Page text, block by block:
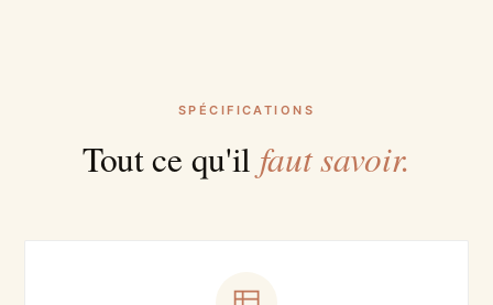
SPÉCIFICATIONS
Tout ce qu'il faut savoir.